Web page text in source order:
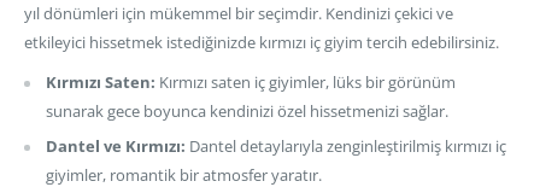
yıl dönümleri için mükemmel bir seçimdir. Kendinizi çekici ve
etkileyici hissetmek istediğinizde kırmızı iç giyim tercih edebilirsiniz.
Kırmızı Saten: Kırmızı saten iç giyimler, lüks bir görünüm
sunarak gece boyunca kendinizi özel hissetmenizi sağlar.
Dantel ve Kırmızı: Dantel detaylarıyla zenginleştirilmiş kırmızı iç
giyimler, romantik bir atmosfer yaratır.